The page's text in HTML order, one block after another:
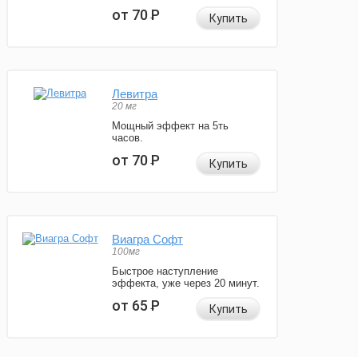
от 70Р Купить
Левитра
20 мг
Мощный эффект на 5ть
часов.
от 70Р Купить
Виагра Софт
100мг
Быстрое наступление
эффекта, уже через 20 минут.
от 65Р Купить